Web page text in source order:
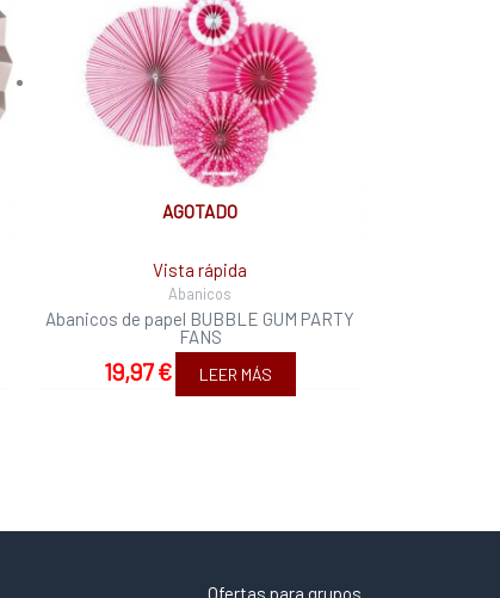
AGOTADO
Vista rápida
Abanicos
Abanicos de papel BUBBLE GUM PARTY
FANS
19,97€ LEER MÁS
Ofertas para grupos